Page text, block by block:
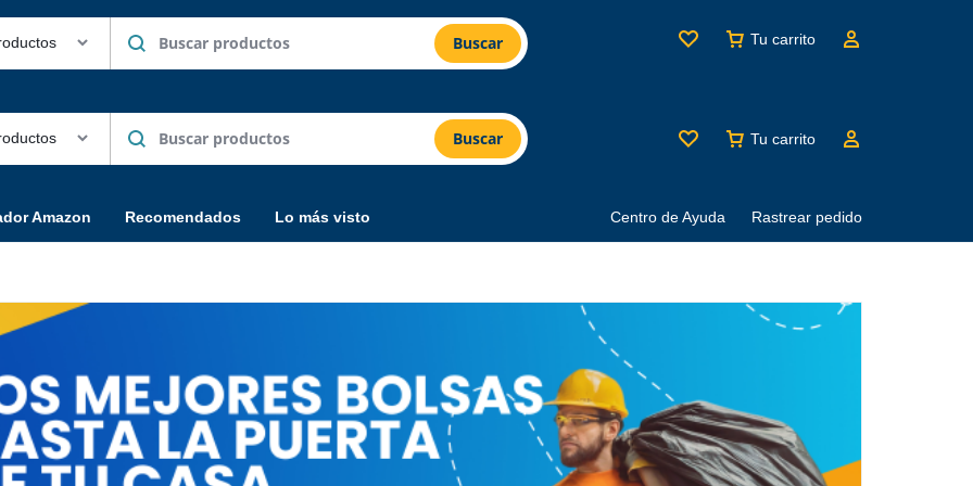
Buscar Tu carrito
Amazon Recomendados Lo más visto Centro de Ayuda Rastrear pedido
Buscar Tu carrito